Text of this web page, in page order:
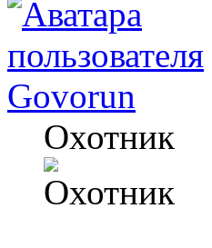
Govorun
Охотник